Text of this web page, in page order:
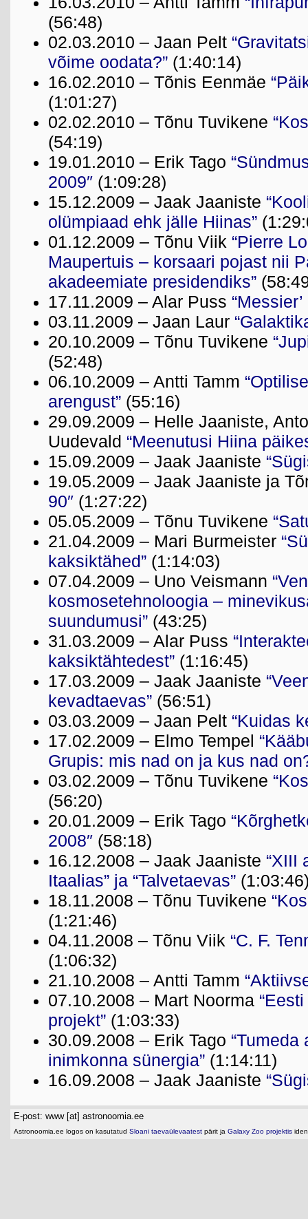
(56:48)
02.03.2010 – Jaan Pelt
võime oodata?” (1:40:14)
16.02.2010 – Tõnis Eenmäe
(1:01:27)
02.02.2010 – Tõnu Tuvikene
(54:19)
19.01.2010 – Erik Tago
2009″ (1:09:28)
15.12.2009 – Jaak Jaaniste
olümpiaad ehk jälle Hiinas”
01.12.2009 – Tõnu Viik “Pierre
Maupertuis – korsaari pojast nii
akadeemiate presidendiks”
17.11.2009 – Alar Puss
03.11.2009 – Jaan Laur
20.10.2009 – Tõnu Tuvikene
(52:48)
06.10.2009 – Antti Tamm
arengust” (55:16)
29.09.2009 – Helle Jaaniste,
Uudevald “Meenutusi Hiina
15.09.2009 – Jaak Jaaniste
19.05.2009 – Jaak Jaaniste ja
90″ (1:27:22)
05.05.2009 – Tõnu Tuvikene
21.04.2009 – Mari Burmeister
kaksiktähed” (1:14:03)
07.04.2009 – Uno Veismann
kosmosetehnoloogia –
suundumusi” (43:25)
31.03.2009 – Alar Puss
kaksiktähtedest” (1:16:45)
17.03.2009 – Jaak Jaaniste
kevadtaevas” (56:51)
03.03.2009 – Jaan Pelt “Kuidas
17.02.2009 – Elmo Tempel
Grupis: mis nad on ja kus nad
03.02.2009 – Tõnu Tuvikene
(56:20)
20.01.2009 – Erik Tago
2008″ (58:18)
16.12.2008 – Jaak Jaaniste “XIII
Itaalias” ja “Talvetaevas”
18.11.2008 – Tõnu Tuvikene
(1:21:46)
04.11.2008 – Tõnu Viik “C. F.
(1:06:32)
21.10.2008 – Antti Tamm
07.10.2008 – Mart Noorma
projekt” (1:03:33)
30.09.2008 – Erik Tago “Tumeda
inimkonna sünergia” (1:14:11)
16.09.2008 – Jaak Jaaniste
E-post: www [at] astronoomia.ee
Astronoomia.ee logos on kasutatud Sloani taevaülevaatest pärit ja Galaxy Zoo projektis